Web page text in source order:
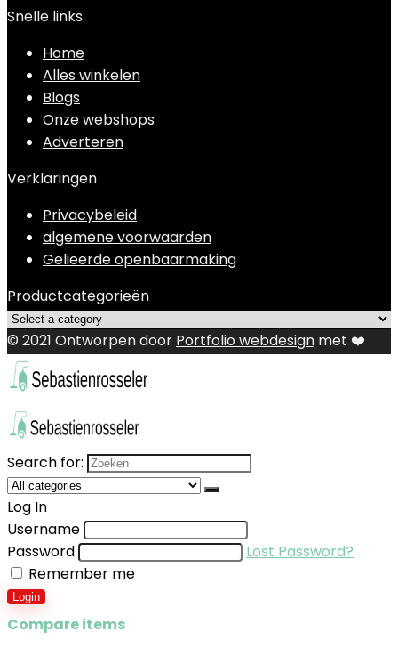
Snelle links
Home
Alles winkelen
Blogs
Onze webshops
Adverteren
Verklaringen
Privacybeleid
algemene voorwaarden
Gelieerde openbaarmaking
Productcategorieën
© 2021 Ontworpen door Portfolio webdesign met ❤️
Search for:
Log In
Username
Password
Lost Password?
Remember me
Login
Compare items